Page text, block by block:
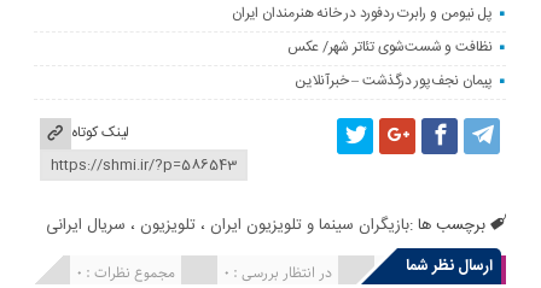
پل نیومن و رابرت ردفورد در خانه هنرمندان ایران
نظافت و شست‌شوی تئاتر شهر/ عکس
پیمان نجف‌پور درگذشت – خبرآنلاین
لینک کوتاه
برچسب ها :بازیگران سینما و تلویزیون ایران ،تلویزیون ، سریال ایرانی
ارسال نظر شما
مجموع نظرات : 0 در انتظار بررسی : 0 انتشار یافته : 0